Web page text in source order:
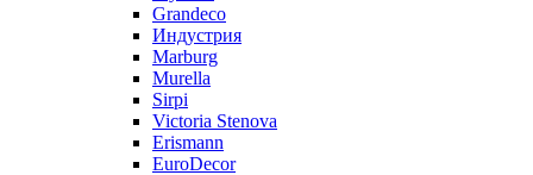
Grandeco
Индустрия
Marburg
Murella
Sirpi
Victoria Stenova
Erismann
EuroDecor